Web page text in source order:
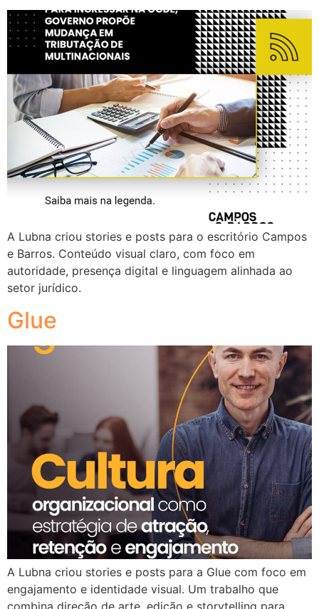
A Lubna criou stories e posts para o escritório Campos
e Barros. Conteúdo visual claro, com foco em
autoridade, presença digital e linguagem alinhada ao
setor jurídico.
Glue
A Lubna criou stories e posts para a Glue com foco em
engajamento e identidade visual. Um trabalho que
combina direção de arte, edição e storytelling para